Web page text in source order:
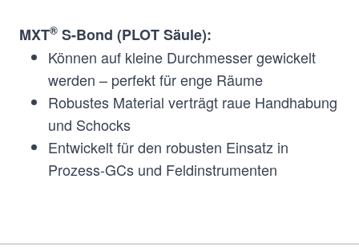
MXT® S-Bond (PLOT Säule):
Können auf kleine Durchmesser gewickelt
werden – perfekt für enge Räume
Robustes Material verträgt raue Handhabung
und Schocks
Entwickelt für den robusten Einsatz in
Prozess-GCs und Feldinstrumenten